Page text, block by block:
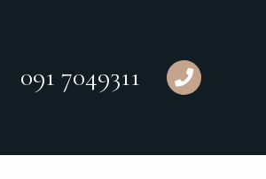
091 7049311